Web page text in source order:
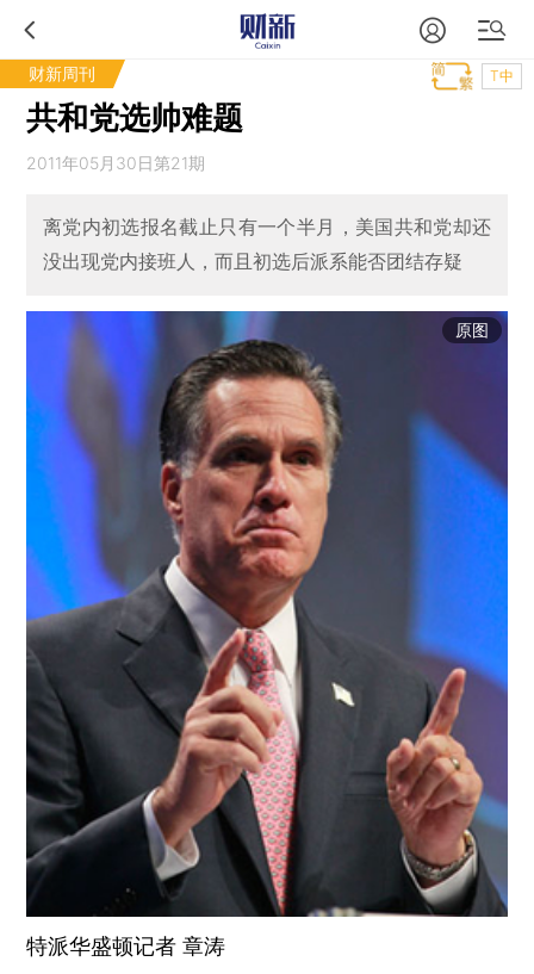
财新周刊 T中
共和党选帅难题
2011年05月30日第21期
离党内初选报名截止只有一个半月，美国共和党却还
没出现党内接班人，而且初选后派系能否团结存疑
原图
特派华盛顿记者章涛